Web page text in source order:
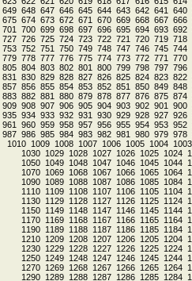
640
641
642
643
644
645
646
647
648
649
666
667
668
669
670
671
672
673
674
675
692
693
694
695
696
697
698
699
700
701
718
719
720
721
722
723
724
725
726
727
744
745
746
747
748
749
750
751
752
753
770
771
772
773
774
775
776
777
778
779
796
797
798
799
800
801
802
803
804
805
822
823
824
825
826
827
828
829
830
831
848
849
850
851
852
853
854
855
856
857
874
875
876
877
878
879
880
881
882
883
900
901
902
903
904
905
906
907
908
909
926
927
928
929
930
931
932
933
934
935
952
953
954
955
956
957
958
959
960
961
978
979
980
981
982
983
984
985
986
987
1003
1004
1005
1006
1007
1008
1009
1010
1024
1025
1026
1027
1028
1029
1030
1044
1045
1046
1047
1048
1049
1050
1064
1065
1066
1067
1068
1069
1070
1084
1085
1086
1087
1088
1089
1090
1104
1105
1106
1107
1108
1109
1110
1124
1125
1126
1127
1128
1129
1130
1144
1145
1146
1147
1148
1149
1150
1164
1165
1166
1167
1168
1169
1170
1184
1185
1186
1187
1188
1189
1190
1204
1205
1206
1207
1208
1209
1210
1224
1225
1226
1227
1228
1229
1230
1244
1245
1246
1247
1248
1249
1250
1264
1265
1266
1267
1268
1269
1270
1284
1285
1286
1287
1288
1289
1290